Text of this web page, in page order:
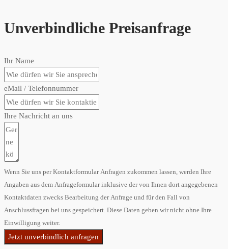
Unverbindliche Preisanfrage
Ihr Name
eMail / Telefonnummer
Ihre Nachricht an uns
Wenn Sie uns per Kontaktformular Anfragen zukommen lassen, werden Ihre
Angaben aus dem Anfrageformular inklusive der von Ihnen dort angegebenen
Kontaktdaten zwecks Bearbeitung der Anfrage und für den Fall von
Anschlussfragen bei uns gespeichert. Diese Daten geben wir nicht ohne Ihre
Einwilligung weiter.
Jetzt unverbindlich anfragen